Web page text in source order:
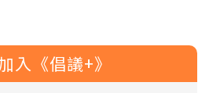
《倡議+》